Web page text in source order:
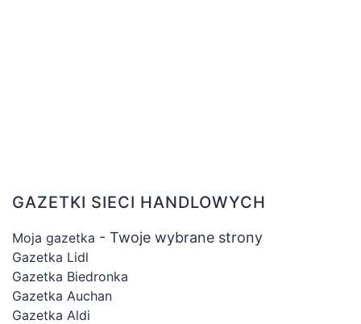
GAZETKI SIECI HANDLOWYCH
Moja gazetka - Twoje wybrane strony
Gazetka Lidl
Gazetka Biedronka
Gazetka Auchan
Gazetka Aldi